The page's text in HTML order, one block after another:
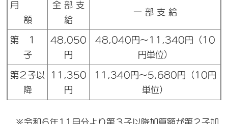
月
額
全 部 支
給
一 部 支 給
第 １
子
48,050
円
48,040円～11,340円（10
円単位）
第２子以
降
11,350
円
11,340円～5,680円（10円
単位）
※令和６年11月分より第３子以降加算額が第２子加